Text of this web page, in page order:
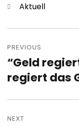
Categories
Aktuell
navigation
PREVIOUS
Previous
post:
“Geld
regiert das
NEXT